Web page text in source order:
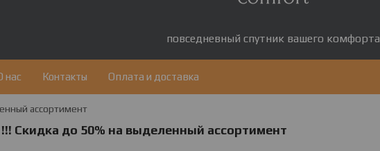
повседневный спутник вашего комфорта
нас Контакты Оплата и доставка
ассортимент
!!! Скидка до 50% на выделенный ассортимент